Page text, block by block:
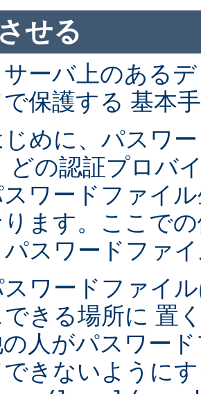
せる
ーバ上のある
保護する 基本
じめに、パスワ
どの認証プロバ
ワードファイ
ります。ここで
スワードファ
スワードファイ
きる場所に 置
の人がパスワー
できないように